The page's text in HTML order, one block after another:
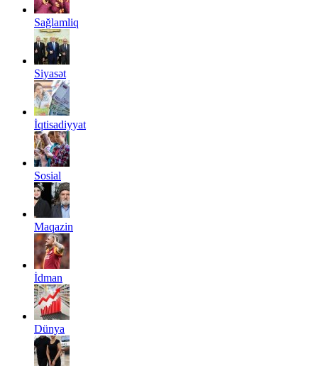
Sağlamliq
Siyasət
İqtisadiyyat
Sosial
Maqazin
İdman
Dünya